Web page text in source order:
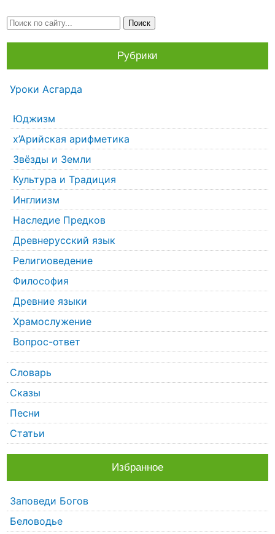
Рубрики
Уроки Асгарда
Юджизм
х’Арийская арифметика
Звёзды и Земли
Культура и Традиция
Инглиизм
Наследие Предков
Древнерусский язык
Религиоведение
Философия
Древние языки
Храмослужение
Вопрос-ответ
Словарь
Сказы
Песни
Статьи
Избранное
Заповеди Богов
Беловодье